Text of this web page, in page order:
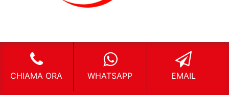
Impianti Allarme MAXIMUM SECURIT Piazza Del
Popolo
Impianti Videosorveglia MAXIMUM SECURIT
CHIAMA ORA WHATSAPP EMAIL